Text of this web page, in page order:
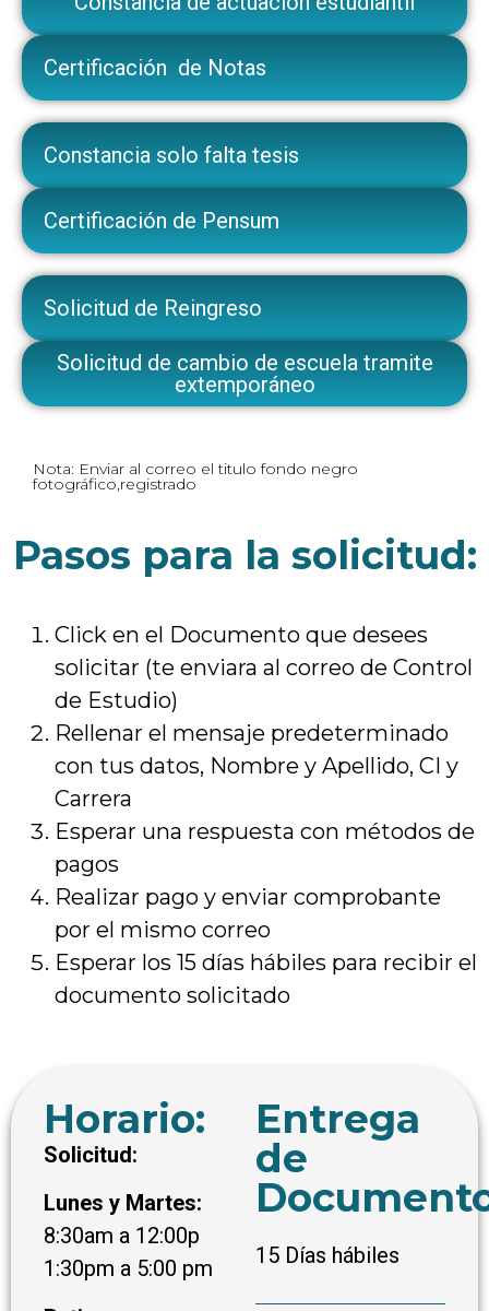
Certificación de Notas
Constancia solo falta tesis
Certificación de Pensum
Solicitud de Reingreso
Solicitud de cambio de escuela tramite
extemporáneo
Nota: Enviar al correo el titulo fondo negro
fotográfico,registrado
Pasos para la solicitud:
Click en el Documento que desees
solicitar (te enviara al correo de Control
de Estudio)
Rellenar el mensaje predeterminado
con tus datos, Nombre y Apellido, CI y
Carrera
Esperar una respuesta con métodos de
pagos
Realizar pago y enviar comprobante
por el mismo correo
Esperar los 15 días hábiles para recibir el
documento solicitado
Horario:
Solicitud:
Lunes y Martes:
8:30am a 12:00p
1:30pm a 5:00 pm
Entrega
de
15 Días hábiles